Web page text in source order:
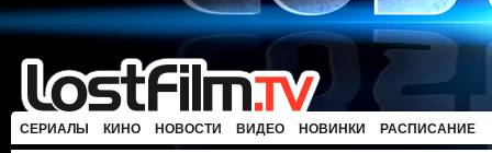
СЕРИАЛЫ КИНО НОВОСТИ ВИДЕО НОВИНКИ РАСПИСАНИЕ